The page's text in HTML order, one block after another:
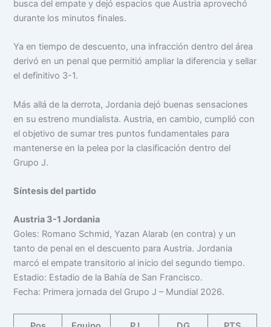
busca del empate y dejó espacios que Austria aprovechó
durante los minutos finales.
Ya en tiempo de descuento, una infracción dentro del área
derivó en un penal que permitió ampliar la diferencia y sellar
el definitivo 3-1.
Más allá de la derrota, Jordania dejó buenas sensaciones
en su estreno mundialista. Austria, en cambio, cumplió con
el objetivo de sumar tres puntos fundamentales para
mantenerse en la pelea por la clasificación dentro del
Grupo J.
Síntesis del partido
Austria 3-1 Jordania
Goles: Romano Schmid, Yazan Alarab (en contra) y un
tanto de penal en el descuento para Austria. Jordania
marcó el empate transitorio al inicio del segundo tiempo.
Estadio: Estadio de la Bahía de San Francisco.
Fecha: Primera jornada del Grupo J – Mundial 2026.